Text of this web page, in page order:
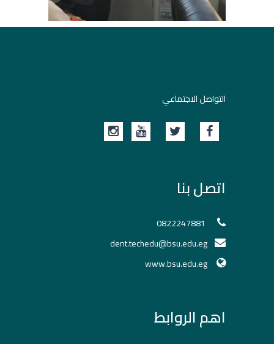
التواصل الاجتماعي
اتصل بنا
dent.techedu@bsu.edu.eg
www.bsu.edu.eg
اهم الروابط